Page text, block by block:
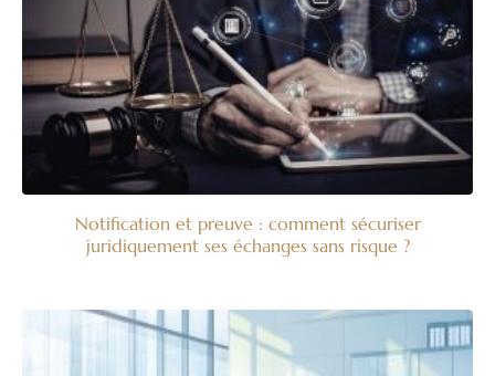
Notification et preuve : comment sécuriser
juridiquement ses échanges sans risque ?